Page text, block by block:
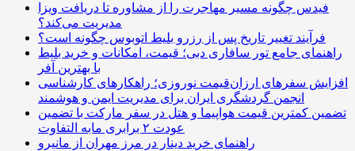
فیدس چگونه مسیر مهاجرت را از مشاوره تا دریافت ویزا
مدیریت می‌کند؟
فرآیند تغییر تاریخ پس از رزرو بلیط اتوبوس چگونه است؟
راهنمای جامع تور سافاری دبی؛ قیمت، امکانات و خرید بلیط
با بهترین آفر
افزایش سفرهای ارزان‌قیمت نوروزی؛ راهکارهای کارشناسی
انجمن گردشگری ایران برای مدیریت ایمن و هوشمند
تضمین کمترین قیمت هواپیما و هتل در سفر مارکت با تضمین
عودت ۲ برابری مابه التفاوت
راهنمای خرید دینار در مرز مهران از مانیرو